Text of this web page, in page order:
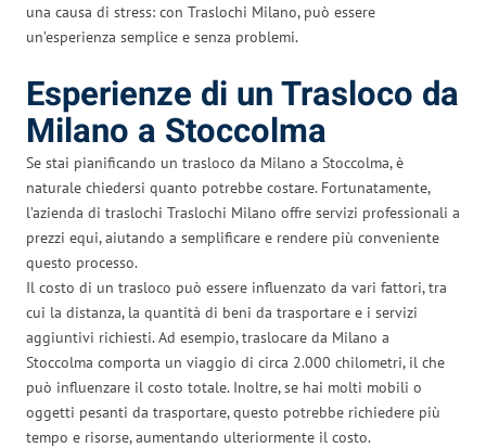
una causa di stress: con Traslochi Milano, può essere
un’esperienza semplice e senza problemi.
Esperienze di un Trasloco da
Milano a Stoccolma
Se stai pianificando un trasloco da Milano a Stoccolma, è
naturale chiedersi quanto potrebbe costare. Fortunatamente,
l’azienda di traslochi Traslochi Milano offre servizi professionali a
prezzi equi, aiutando a semplificare e rendere più conveniente
questo processo.
Il costo di un trasloco può essere influenzato da vari fattori, tra
cui la distanza, la quantità di beni da trasportare e i servizi
aggiuntivi richiesti. Ad esempio, traslocare da Milano a
Stoccolma comporta un viaggio di circa 2.000 chilometri, il che
può influenzare il costo totale. Inoltre, se hai molti mobili o
oggetti pesanti da trasportare, questo potrebbe richiedere più
tempo e risorse, aumentando ulteriormente il costo.